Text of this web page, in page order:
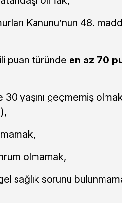
Kanunu’nun 48.
puan türünde en az 70
30 yaşını geçmemiş
olmamak,
sağlık sorunu